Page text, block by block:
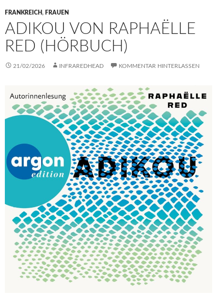
FRANKREICH, FRAUEN
ADIKOU VON RAPHAËLLE
RED (HÖRBUCH)
21/02/2026 INFRAREDHEAD KOMMENTAR HINTERLASSEN